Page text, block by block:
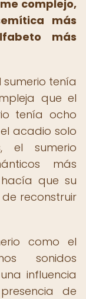
complejo,
más
más
sumerio tenía
que el
tenía ocho
acadio solo
el sumerio
más
que su
reconstruir
como el
sonidos
influencia
de